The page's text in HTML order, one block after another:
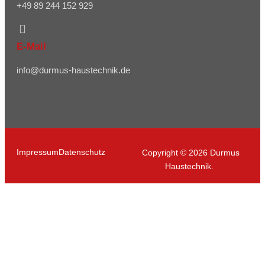
+49 89 244 152 929
E-Mail
info@durmus-haustechnik.de
Copyright © 2026 Durmus
Haustechnik.
ImpressumDatenschutz